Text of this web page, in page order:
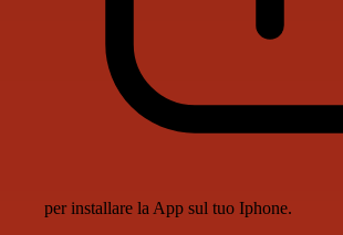
per installare la App sul tuo Iphone.